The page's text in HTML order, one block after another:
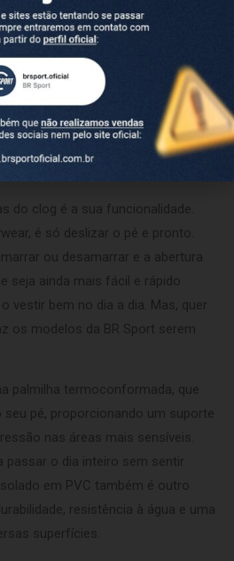
são a escolha perfeita para vários
camisa básica, dá aquele toque
pasmem, até com uma alfaiataria
incríveis. Pelo equilíbrio perfeito
que se tornarão ainda mais
do clog é a sua funcionalidade.
é só deslizar o pé e pronto.
ou desamarrar e a abertura
seja ainda mais fácil e rápido
vestir bem no dia a dia. Mas, quer
os modelos da BR Sport serem
palmilha termoconformada, que
seu pé, proporcionando um suporte
nas áreas mais sensíveis.
passar o dia inteiro sem sentir
em PVC também é outro
resistência à água e uma
superfícies.